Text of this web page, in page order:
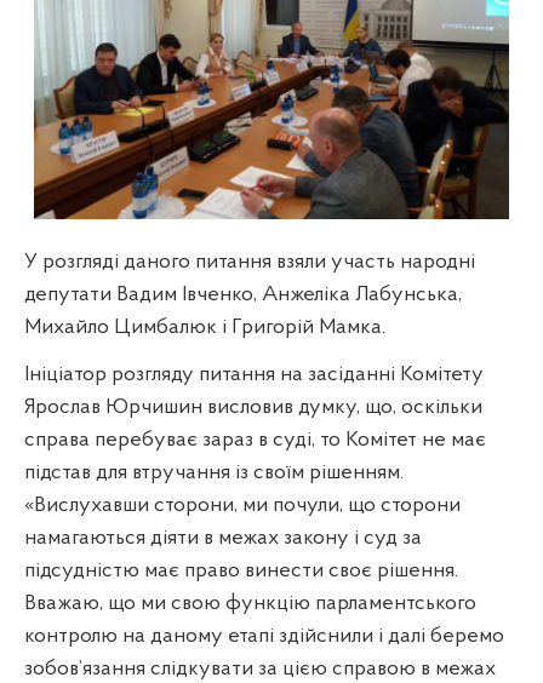
У розгляді даного питання взяли участь народні
депутати Вадим Івченко, Анжеліка Лабунська,
Михайло Цимбалюк і Григорій Мамка.
Ініціатор розгляду питання на засіданні Комітету
Ярослав Юрчишин висловив думку, що, оскільки
справа перебуває зараз в суді, то Комітет не має
підстав для втручання із своїм рішенням.
«Вислухавши сторони, ми почули, що сторони
намагаються діяти в межах закону і суд за
підсудністю має право винести своє рішення.
Вважаю, що ми свою функцію парламентського
контролю на даному етапі здійснили і далі беремо
зобов’язання слідкувати за цією справою в межах